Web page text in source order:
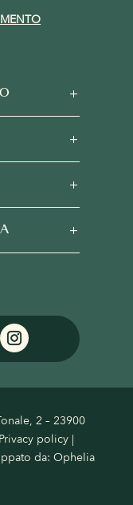
2 – 23900
Privacy policy |
da:Ophelia